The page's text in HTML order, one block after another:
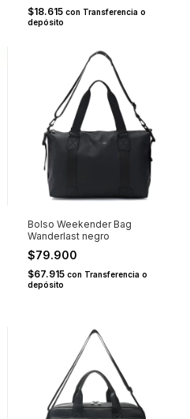
$18.615 con Transferencia o
depósito
Bolso Weekender Bag
Wanderlast negro
$79.900
$67.915 con Transferencia o
depósito